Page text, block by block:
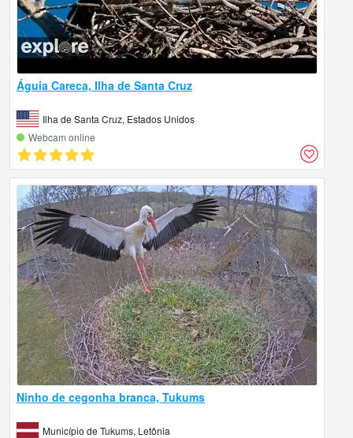
Águia Careca, Ilha de Santa Cruz
Ilha de Santa Cruz, Estados Unidos
Webcam online
Ninho de cegonha branca, Tukums
Município de Tukums, Letônia